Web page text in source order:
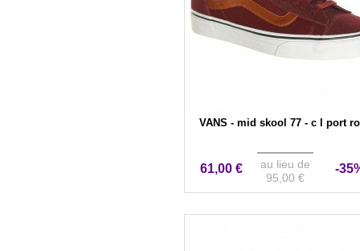
VANS - mid skool 77 - c l port
61,00 €
au lieu de
95,00 €
-